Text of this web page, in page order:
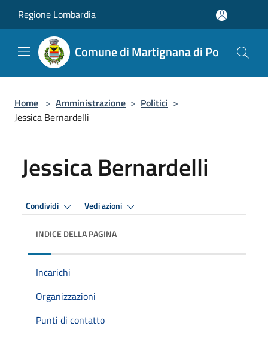
Regione Lombardia
Comune di Martignana di Po
Home > Amministrazione > Politici >
Jessica Bernardelli
Jessica Bernardelli
Condividi Vedi azioni
INDICE DELLA PAGINA
Incarichi
Organizzazioni
Punti di contatto